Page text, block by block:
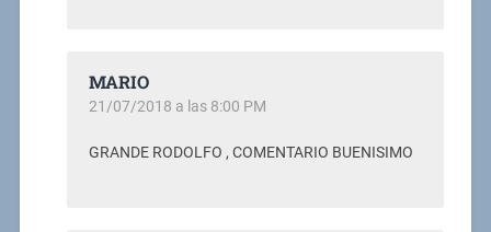
MARIO
21/07/2018 a las 8:00 PM
GRANDE RODOLFO , COMENTARIO BUENISIMO